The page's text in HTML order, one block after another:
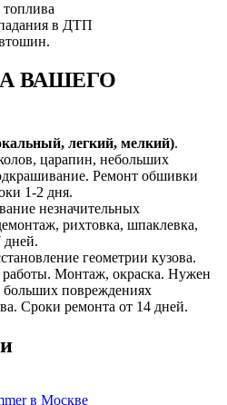
топлива
в ДТП
ВАШЕГО
легкий, мелкий).
царапин, небольших
Ремонт обшивки
1-2 дня.
незначительных
рихтовка, шпаклевка,
дней.
геометрии кузова.
Монтаж, окраска. Нужен
повреждениях
Сроки ремонта от 14 дней.
в Москве